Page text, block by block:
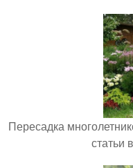
Пересадка
статьи